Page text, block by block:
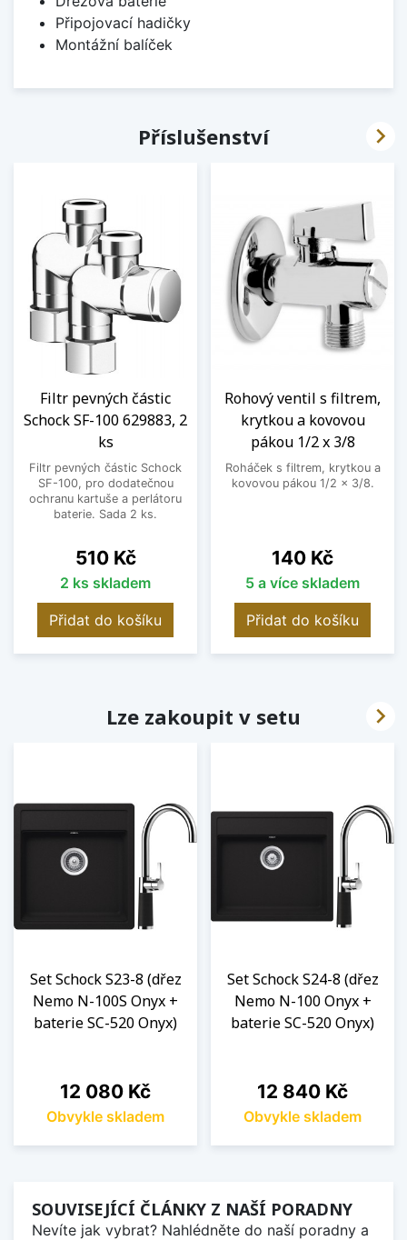
Připojovací hadičky
Montážní balíček
Příslušenství
Filtr pevných částic
Schock SF-100 629883, 2
ks
Filtr pevných částic Schock
SF-100, pro dodatečnou
ochranu kartuše a perlátoru
baterie. Sada 2 ks.
Cena
510 Kč
2 ks skladem
Přidat do košíku
Rohový ventil s filtrem,
krytkou a kovovou
pákou 1/2 x 3/8
Roháček s filtrem, krytkou a
kovovou pákou 1/2 x 3/8.
Cena
140 Kč
5 a více skladem
Přidat do košíku

Lze zakoupit v setu
Set Schock S23-8 (dřez
Nemo N-100S Onyx +
baterie SC-520 Onyx)
Cena
12 080 Kč
Obvykle skladem
Set Schock S24-8 (dřez
Nemo N-100 Onyx +
baterie SC-520 Onyx)
Cena
12 840 Kč
Obvykle skladem

SOUVISEJÍCÍ ČLÁNKY Z NAŠÍ PORADNY
Nevíte jak vybrat? Nahlédněte do naší poradny a